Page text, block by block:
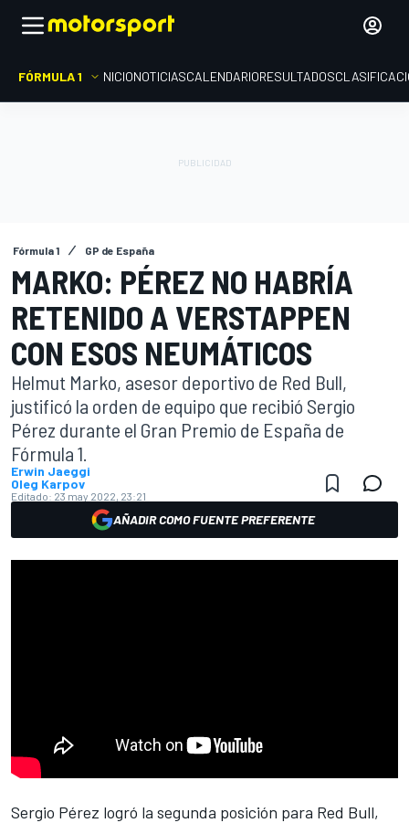
FÓRMULA 1 INICIONOTICIASCALENDARIORESULTADOS
Fórmula 1 GP de España
MARKO: PÉREZ NO HABRÍA
RETENIDO A VERSTAPPEN
CON ESOS NEUMÁTICOS
Helmut Marko, asesor deportivo de Red Bull,
justificó la orden de equipo que recibió Sergio
Pérez durante el Gran Premio de España de
Fórmula 1.
Erwin Jaeggi
Oleg Karpov
Editado: 23 may 2022, 23:21
AÑADIR COMO FUENTE PREFERENTE
Sergio Pérez logró la segunda posición para Red Bull,